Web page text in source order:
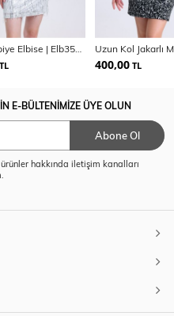
TL 400,00 TL
E-BÜLTENİMİZE ÜYE OLUN
Abone Ol
hakkında iletişim kanalları